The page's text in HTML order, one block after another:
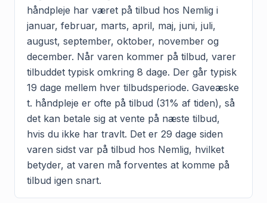
håndpleje har været på tilbud hos Nemlig i
januar, februar, marts, april, maj, juni, juli,
august, september, oktober, november og
december. Når varen kommer på tilbud, varer
tilbuddet typisk omkring 8 dage. Der går typisk
19 dage mellem hver tilbudsperiode. Gaveæske
t. håndpleje er ofte på tilbud (31% af tiden), så
det kan betale sig at vente på næste tilbud,
hvis du ikke har travlt. Det er 29 dage siden
varen sidst var på tilbud hos Nemlig, hvilket
betyder, at varen må forventes at komme på
tilbud igen snart.